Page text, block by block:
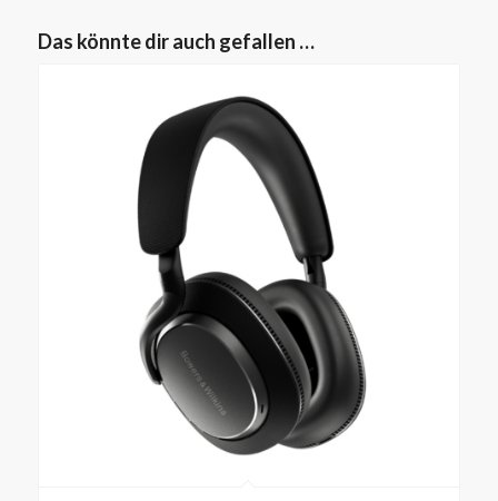
Das könnte dir auch gefallen …